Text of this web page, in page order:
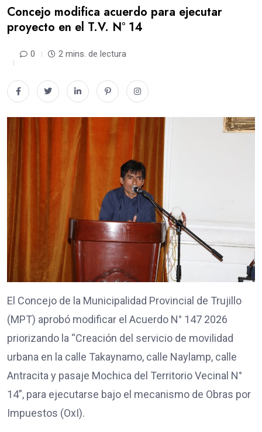
Concejo modifica acuerdo para ejecutar
proyecto en el T.V. N° 14
0 2 mins. de lectura
El Concejo de la Municipalidad Provincial de Trujillo
(MPT) aprobó modificar el Acuerdo N° 147 2026
priorizando la “Creación del servicio de movilidad
urbana en la calle Takaynamo, calle Naylamp, calle
Antracita y pasaje Mochica del Territorio Vecinal N°
14”, para ejecutarse bajo el mecanismo de Obras por
Impuestos (OxI).